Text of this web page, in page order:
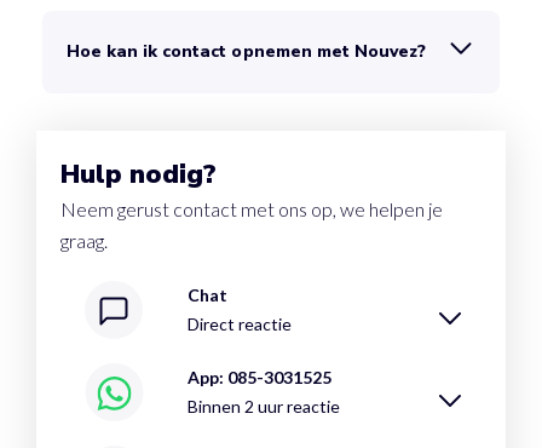
Hoe kan ik contact opnemen met Nouvez?
Hulp nodig?
Neem gerust contact met ons op, we helpen je
graag.
Chat
Direct reactie
App: 085-3031525
Binnen 2 uur reactie